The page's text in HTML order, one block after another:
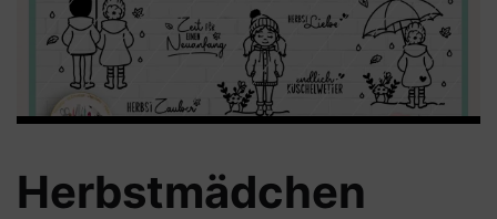
Herbstmädchen